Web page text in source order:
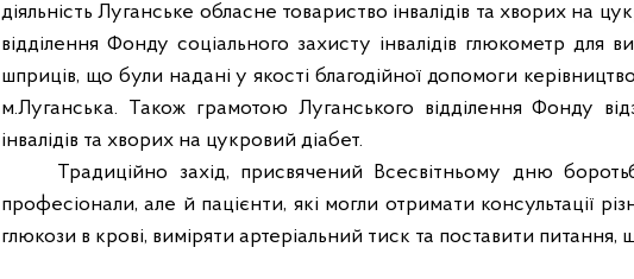
діяльність Луганське обласне товариство інвалідів та хворих на
відділення Фонду соціального захисту інвалідів глюкометр для
шприців, що були надані у якості благодійної допомоги
м.Луганська. Також грамотою Луганського відділення Фонду
інвалідів та хворих на цукровий діабет.
Традиційно захід, присвячений Всесвітньому дню
професіонали, але й пацієнти, які могли отримати консультації
глюкози в крові, виміряти артеріальний тиск та поставити питання,